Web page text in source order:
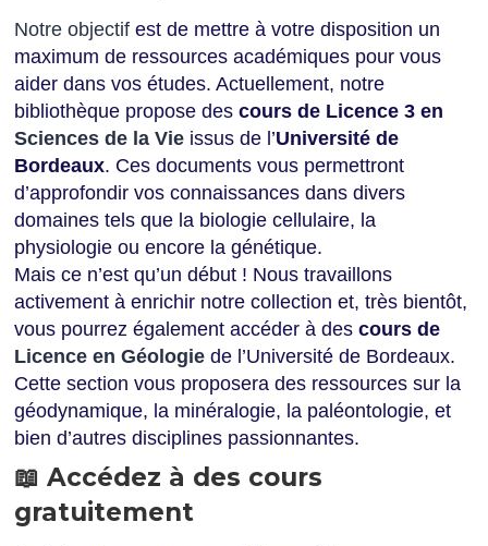
Notre objectif est de mettre à votre disposition un
maximum de ressources académiques pour vous
aider dans vos études. Actuellement, notre
bibliothèque propose descours de Licence 3 en
Sciences de la Vie issus de l’Université de
Bordeaux. Ces documents vous permettront
d’approfondir vos connaissances dans divers
domaines tels que la biologie cellulaire, la
physiologie ou encore la génétique.
Mais ce n’est qu’un début ! Nous travaillons
activement à enrichir notre collection et, très bientôt,
vous pourrez également accéder à descours de
Licence en Géologie de l’Université de Bordeaux.
Cette section vous proposera des ressources sur la
géodynamique, la minéralogie, la paléontologie, et
bien d’autres disciplines passionnantes.
📖 Accédez à des cours
gratuitement